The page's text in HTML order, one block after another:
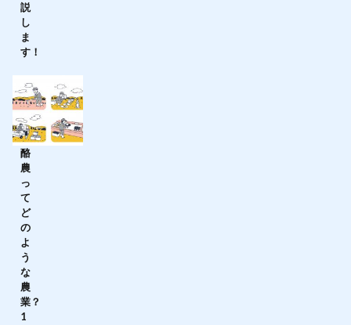
説
し
ま
す！
酪
農
っ
て
ど
の
よ
う
な
農
業？
1